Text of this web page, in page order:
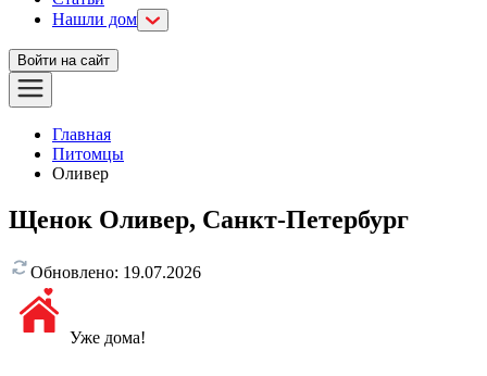
Нашли дом
Войти на сайт
Главная
Питомцы
Оливер
Щенок Оливер, Санкт-Петербург
Обновлено: 19.07.2026
Уже дома!